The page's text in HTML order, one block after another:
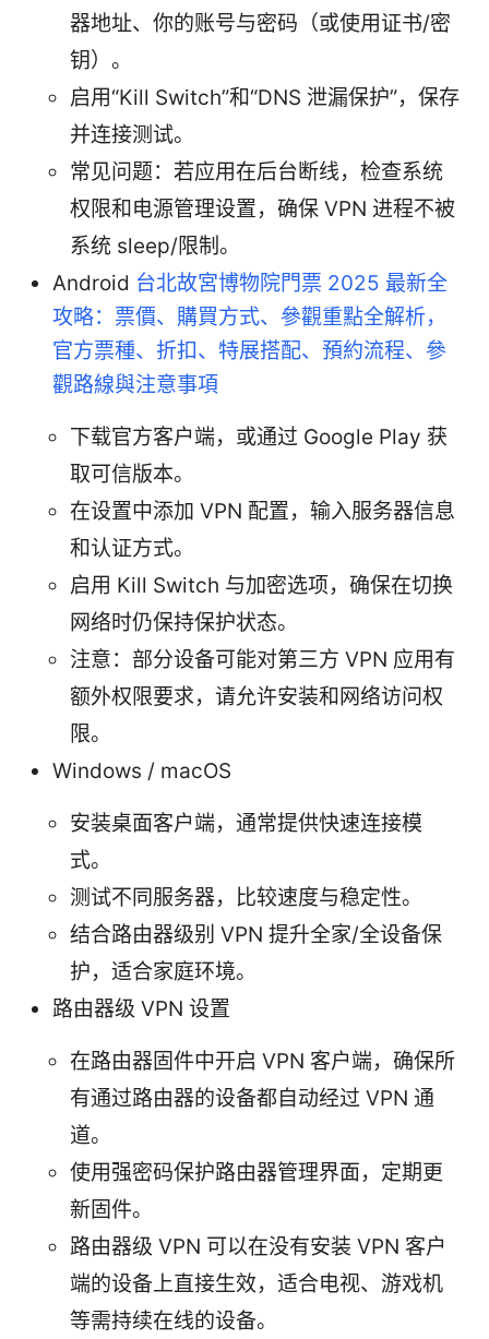
器地址、你的账号与密码（或使用证书/密
钥）。
启用“Kill Switch”和“DNS 泄漏保护”，保存
并连接测试。
常见问题：若应用在后台断线，检查系统
权限和电源管理设置，确保 VPN 进程不被
系统 sleep/限制。
Android 台北故宮博物院門票 2025 最新全
攻略：票價、購買方式、參觀重點全解析，
官方票種、折扣、特展搭配、預約流程、參
觀路線與注意事項
下载官方客户端，或通过 Google Play 获
取可信版本。
在设置中添加 VPN 配置，输入服务器信息
和认证方式。
启用 Kill Switch 与加密选项，确保在切换
网络时仍保持保护状态。
注意：部分设备可能对第三方 VPN 应用有
额外权限要求，请允许安装和网络访问权
限。
Windows / macOS
安装桌面客户端，通常提供快速连接模
式。
测试不同服务器，比较速度与稳定性。
结合路由器级别 VPN 提升全家/全设备保
护，适合家庭环境。
路由器级 VPN 设置
在路由器固件中开启 VPN 客户端，确保所
有通过路由器的设备都自动经过 VPN 通
道。
使用强密码保护路由器管理界面，定期更
新固件。
路由器级 VPN 可以在没有安装 VPN 客户
端的设备上直接生效，适合电视、游戏机
等需持续在线的设备。